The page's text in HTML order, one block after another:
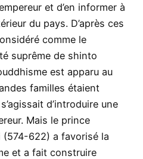
et d’en informer à
du pays. D’après ces
comme le
suprême de shinto
est apparu au
familles étaient
d’introduire une
Mais le prince
(574-622) a favorisé la
et a fait construire